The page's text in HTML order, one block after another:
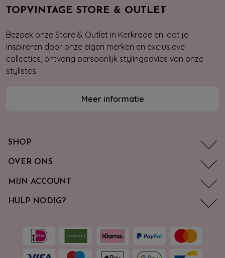
TOPVINTAGE STORE & OUTLET
Bezoek onze Store & Outlet in Kerkrade en laat je
inspireren door onze eigen merken en exclusieve
collecties, ontvang persoonlijk stylingadvies van onze
stylistes.
Meer informatie
SHOP
OVER ONS
MIJN ACCOUNT
HULP NODIG?